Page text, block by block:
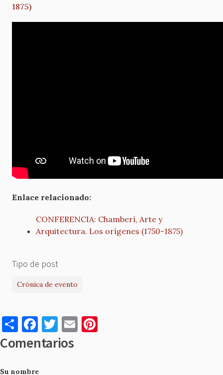
1875)
Enlace relacionado:
CONFERENCIA: Chamberí, Arte y
Arquitectura. Los orígenes (1750-1875)
Tipo de post
Crónica de evento
S
h
ar
e
F
a
c
e
T
w
it
E
m
Comentarios
Su nombre